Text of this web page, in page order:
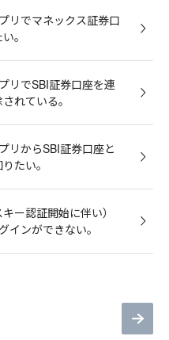
リでマネックス証券口
。
リでSBI証券口座を連
れている。
リからSBI証券口座と
たい。
ー認証開始に伴い）
インができない。